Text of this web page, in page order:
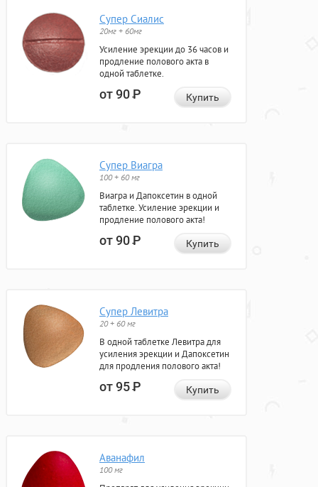
Супер Сиалис
20мг + 60мг
Усиление эрекции до 36 часов и
продление полового акта в
одной таблетке.
от 90Р Купить
Супер Виагра
100 + 60 мг
Виагра и Дапоксетин в одной
таблетке. Усиление эрекции и
продление полового акта!
от 90Р Купить
Супер Левитра
20 + 60 мг
В одной таблетке Левитра для
усиления эрекции и Дапоксетин
для продления полового акта!
от 95Р Купить
Аванафил
100 мг